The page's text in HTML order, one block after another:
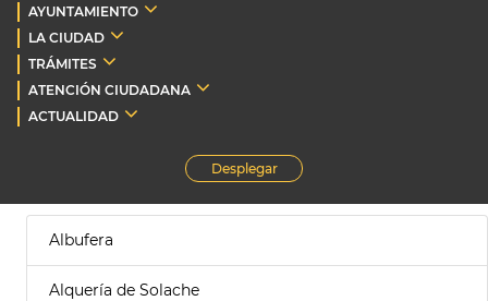
AYUNTAMIENTO
LA CIUDAD
TRÁMITES
ATENCIÓN CIUDADANA
ACTUALIDAD
Desplegar
Albufera
Alquería de Solache